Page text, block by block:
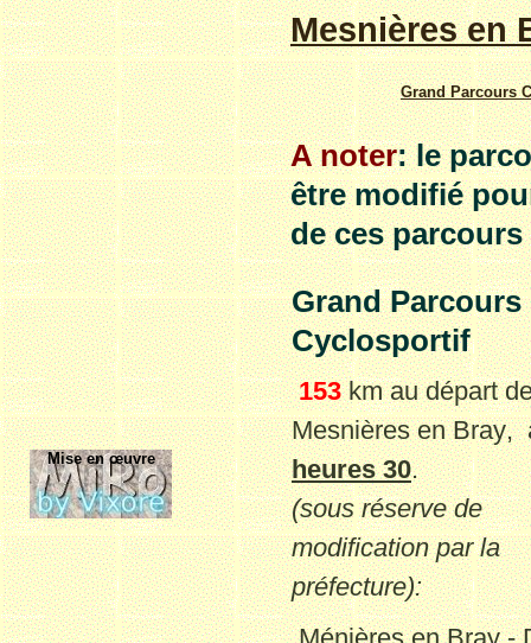
Mise en œuvre
Mesnières en
Grand Parcours
A noter: le
être modifié
de ces
GrandParcours
Cyclosportif
153km au départ
Mesnières en Bray,
heures 30.
(sous réserve de
modification par la
préfecture):